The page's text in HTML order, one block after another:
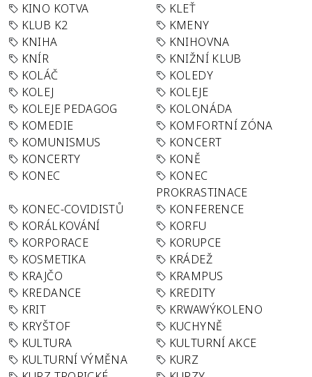
KINO KOTVA
KLEŤ
KLUB K2
KMENY
KNIHA
KNIHOVNA
KNÍR
KNIŽNÍ KLUB
KOLÁČ
KOLEDY
KOLEJ
KOLEJE
KOLEJE PEDAGOG
KOLONÁDA
KOMEDIE
KOMFORTNÍ ZÓNA
KOMUNISMUS
KONCERT
KONCERTY
KONĚ
KONEC
KONEC
PROKRASTINACE
KONEC-COVIDISTŮ
KONFERENCE
KORÁLKOVÁNÍ
KORFU
KORPORACE
KORUPCE
KOSMETIKA
KRÁDEŽ
KRAJČO
KRAMPUS
KREDANCE
KREDITY
KRIT
KRWAWÝKOLENO
KRYŠTOF
KUCHYNĚ
KULTURA
KULTURNÍ AKCE
KULTURNÍ VÝMĚNA
KURZ